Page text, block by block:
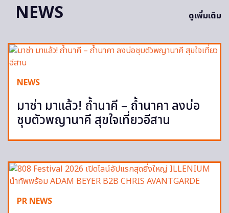
NEWS
ดูเพิ่มเติม
NEWS
มาช่า มาแล้ว! ถ้ำนาคี – ถ้ำนาคา ลงบ่อ
ชุบตัวพญานาคี สุขใจเที่ยวอีสาน
PR NEWS